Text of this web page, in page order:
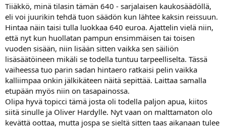
Tiiäkkö, minä tilasin tämän 640 - sarjalaisen kaukosäädöllä,
eli voi juurikin tehdä tuon säädön kun lähtee kaksin reissuun.
Hintaa näin taisi tulla luokkaa 640 euroa. Ajattelin vielä niin,
että nyt kun huollatan pampun ensimmäisen tai toisen
vuoden sisään, niin lisään sitten vaikka sen säiliön
lisäsäätöineen mikäli se todella tuntuu tarpeelliselta. Tässä
vaiheessa tuo parin sadan hintaero ratkaisi pelin vaikka
kalliimpaa onkin jälkikäteen näitä sepittää. Laittaa samalla
etupään myös niin on tasapainossa.
Olipa hyvä topicci tämä josta oli todella paljon apua, kiitos
siitä sinulle ja Oliver Hardylle. Nyt vaan on malttamaton olo
kevättä oottaa, mutta jospa se sieltä sitten taas aikanaan tulee